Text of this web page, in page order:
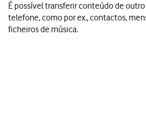
É possível transferir conteúdo de
telefone, como por ex., contactos,
ficheiros de música.